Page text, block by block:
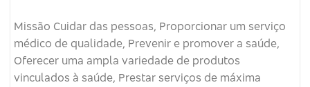
Missão Cuidar das pessoas, Proporcionar um serviço
médico de qualidade, Prevenir e promover a saúde,
Oferecer uma ampla variedade de produtos
vinculados à saúde, Prestar serviços de máxima